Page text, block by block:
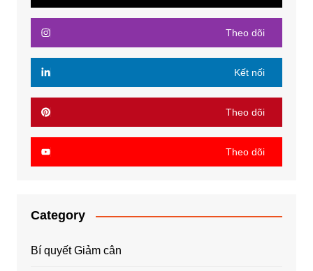
Theo dõi
Kết nối
Theo dõi
Theo dõi
Category
Bí quyết Giảm cân